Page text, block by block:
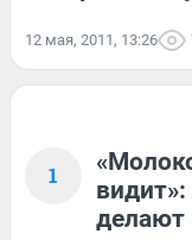
12 мая, 2011, 13:26
1
делают